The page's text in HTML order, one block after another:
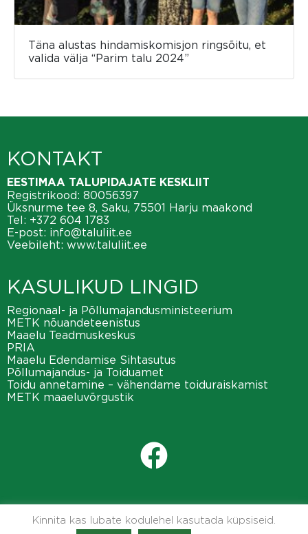
Täna alustas hindamiskomisjon ringsõitu, et
valida välja “Parim talu 2024”
KONTAKT
EESTIMAA TALUPIDAJATE KESKLIIT
Registrikood: 80056397
Üksnurme tee 8, Saku, 75501 Harju maakond
Tel: +372 604 1783
E-post: info@taluliit.ee
Veebileht: www.taluliit.ee
KASULIKUD LINGID
Regionaal- ja Põllumajandusministeerium
METK nõuandeteenistus
Maaelu Teadmuskeskus
PRIA
Maaelu Edendamise Sihtasutus
Põllumajandus- ja Toiduamet
Toidu annetamine – vähendame toiduraiskamist
METK maaeluvõrgustik
Kinnita kas lubate kodulehel kasutada küpsiseid.